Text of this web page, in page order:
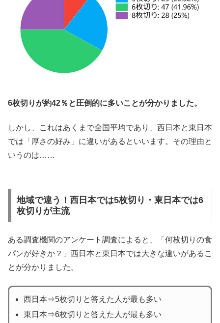
6枚切りが約42％と圧倒的に多いことが分かりました。
しかし、これはあくまで全国平均であり、西日本と東日本
では「厚さの好み」に違いがあるといいます。その理由と
いうのは……
地域で違う！西日本では5枚切り・東日本では6
枚切りが主流
ある調査機関のアンケート調査によると、「何枚切りの食
パンが好きか？」西日本と東日本では大きな違いがあるこ
とが分かりました。
西日本⇒5枚切りと答えた人が最も多い
東日本⇒6枚切りと答えた人が最も多い